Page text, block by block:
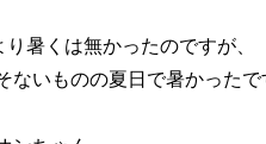
暑くは無かったのですが、
ないものの夏日で暑かったで